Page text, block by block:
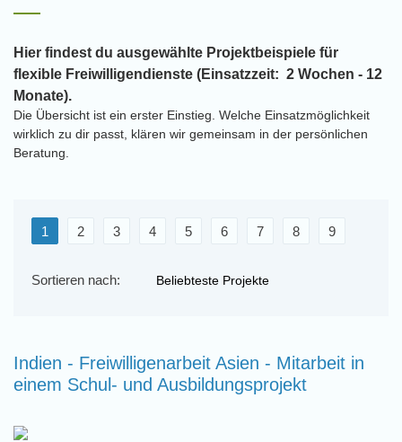
Hier findest du ausgewählte Projektbeispiele für
flexible Freiwilligendienste (Einsatzzeit: 2 Wochen - 12
Monate).
Die Übersicht ist ein erster Einstieg. Welche Einsatzmöglichkeit
wirklich zu dir passt, klären wir gemeinsam in der persönlichen
Beratung.
1 2 3 4 5 6 7 8 9
Sortieren nach:
Indien - Freiwilligenarbeit Asien - Mitarbeit in
einem Schul- und Ausbildungsprojekt